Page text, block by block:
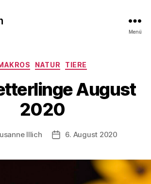
Menü
Kategorien
NATUR TIERE
August
2020
Illich Veröffentlichungsdatum
6. August 2020